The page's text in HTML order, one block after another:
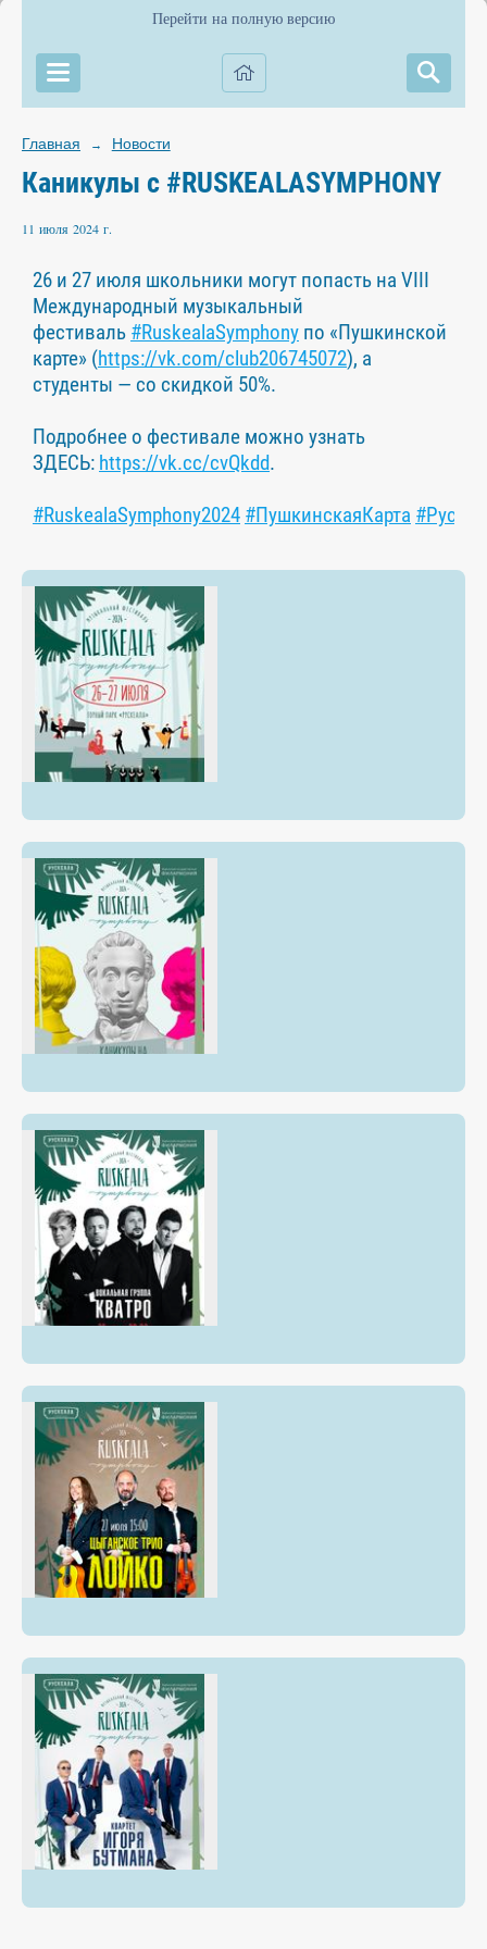
Перейти на полную версию
Главная → Новости
Каникулы с #RUSKEALASYMPHONY
11 июля 2024 г.
26 и 27 июля школьники могут попасть на VIII
Международный музыкальный
фестиваль #RuskealaSymphony по «Пушкинской
карте» (https://vk.com/club206745072), а
студенты — со скидкой 50%.
Подробнее о фестивале можно узнать
ЗДЕСЬ: https://vk.cc/cvQkdd.
#RuskealaSymphony2024 #ПушкинскаяКарта